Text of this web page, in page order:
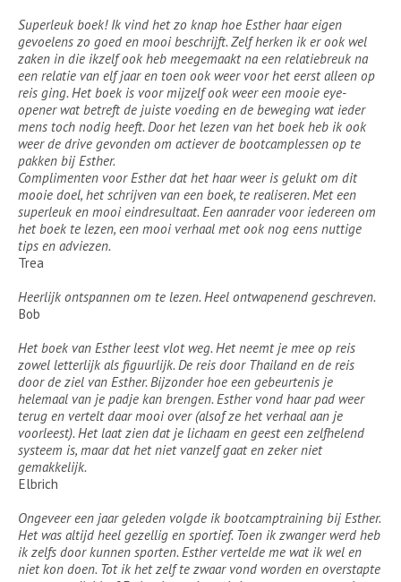
Superleuk boek! Ik vind het zo knap hoe Esther haar eigen
gevoelens zo goed en mooi beschrijft. Zelf herken ik er ook wel
zaken in die ikzelf ook heb meegemaakt na een relatiebreuk na
een relatie van elf jaar en toen ook weer voor het eerst alleen op
reis ging. Het boek is voor mijzelf ook weer een mooie eye-
opener wat betreft de juiste voeding en de beweging wat ieder
mens toch nodig heeft. Door het lezen van het boek heb ik ook
weer de drive gevonden om actiever de bootcamplessen op te
pakken bij Esther.
Complimenten voor Esther dat het haar weer is gelukt om dit
mooie doel, het schrijven van een boek, te realiseren. Met een
superleuk en mooi eindresultaat. Een aanrader voor iedereen om
het boek te lezen, een mooi verhaal met ook nog eens nuttige
tips en adviezen.
Trea
Heerlijk ontspannen om te lezen. Heel ontwapenend geschreven.
Bob
Het boek van Esther leest vlot weg. Het neemt je mee op reis
zowel letterlijk als figuurlijk. De reis door Thailand en de reis
door de ziel van Esther. Bijzonder hoe een gebeurtenis je
helemaal van je padje kan brengen. Esther vond haar pad weer
terug en vertelt daar mooi over (alsof ze het verhaal aan je
voorleest). Het laat zien dat je lichaam en geest een zelfhelend
systeem is, maar dat het niet vanzelf gaat en zeker niet
gemakkelijk.
Elbrich
Ongeveer een jaar geleden volgde ik bootcamptraining bij Esther.
Het was altijd heel gezellig en sportief. Toen ik zwanger werd heb
ik zelfs door kunnen sporten. Esther vertelde me wat ik wel en
niet kon doen. Tot ik het zelf te zwaar vond worden en overstapte